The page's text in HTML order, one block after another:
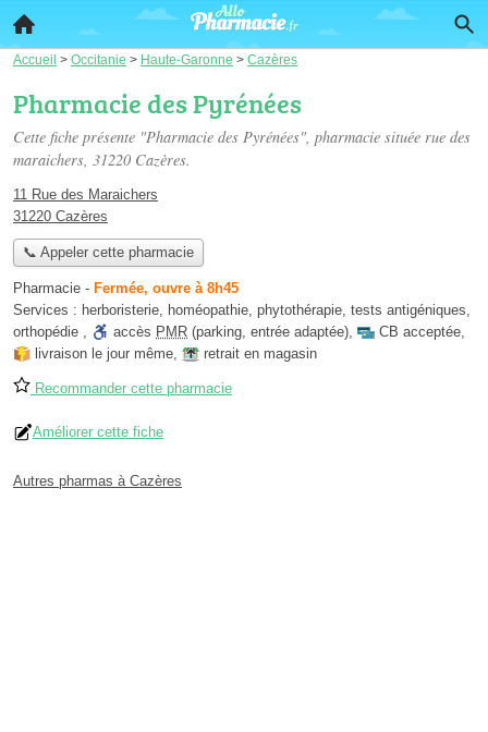
Accueil > Occitanie > Haute-Garonne > Cazères
Pharmacie des Pyrénées
Cette fiche présente "Pharmacie des Pyrénées", pharmacie située rue des
maraichers, 31220 Cazères.
11 Rue des Maraichers
31220 Cazères
📞 Appeler cette pharmacie
Pharmacie - Fermée, ouvre à 8h45
Services : herboristerie, homéopathie, phytothérapie, tests antigéniques,
orthopédie , accès PMR (parking, entrée adaptée), CB acceptée,
livraison le jour même, retrait en magasin
Recommander cette pharmacie
Améliorer cette fiche
Autres pharmas à Cazères